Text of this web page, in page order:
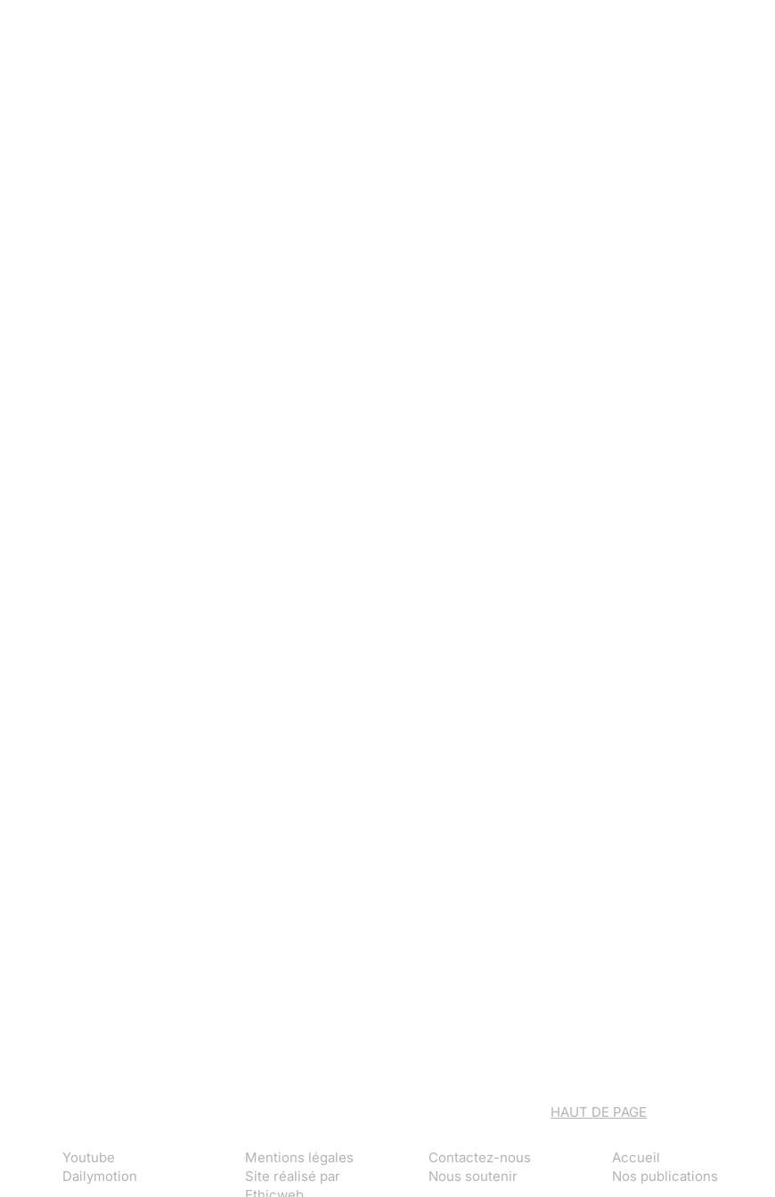
HAUT DE PAGE
Youtube
Dailymotion
Mentions légales
Site réalisé par
Contactez-nous
Nous soutenir
Accueil
Nos publications